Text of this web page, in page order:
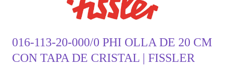
016-113-20-000/0 PHI OLLA DE 20 CM
CON TAPA DE CRISTAL | FISSLER